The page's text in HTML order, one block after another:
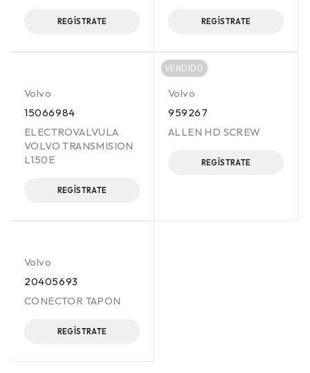
REGÍSTRATE REGÍSTRATE
Volvo
15066984
ELECTROVALVULA
VOLVO TRANSMISION
L150E
REGÍSTRATE
VENDIDO
Volvo
959267
ALLEN HD SCREW
REGÍSTRATE
Volvo
20405693
CONECTOR TAPON
REGÍSTRATE